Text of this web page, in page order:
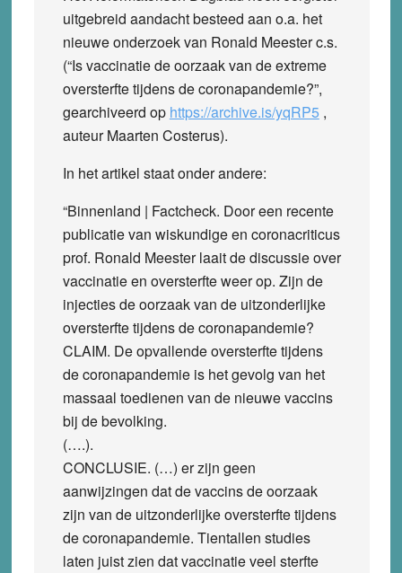
uitgebreid aandacht besteed aan o.a. het
nieuwe onderzoek van Ronald Meester c.s.
(“Is vaccinatie de oorzaak van de extreme
oversterfte tijdens de coronapandemie?”,
gearchiveerd op https://archive.is/yqRP5 ,
auteur Maarten Costerus).
In het artikel staat onder andere:
“Binnenland | Factcheck. Door een recente
publicatie van wiskundige en coronacriticus
prof. Ronald Meester laait de discussie over
vaccinatie en oversterfte weer op. Zijn de
injecties de oorzaak van de uitzonderlijke
oversterfte tijdens de coronapandemie?
CLAIM. De opvallende oversterfte tijdens
de coronapandemie is het gevolg van het
massaal toedienen van de nieuwe vaccins
bij de bevolking.
(….).
CONCLUSIE. (…) er zijn geen
aanwijzingen dat de vaccins de oorzaak
zijn van de uitzonderlijke oversterfte tijdens
de coronapandemie. Tientallen studies
laten juist zien dat vaccinatie veel sterfte